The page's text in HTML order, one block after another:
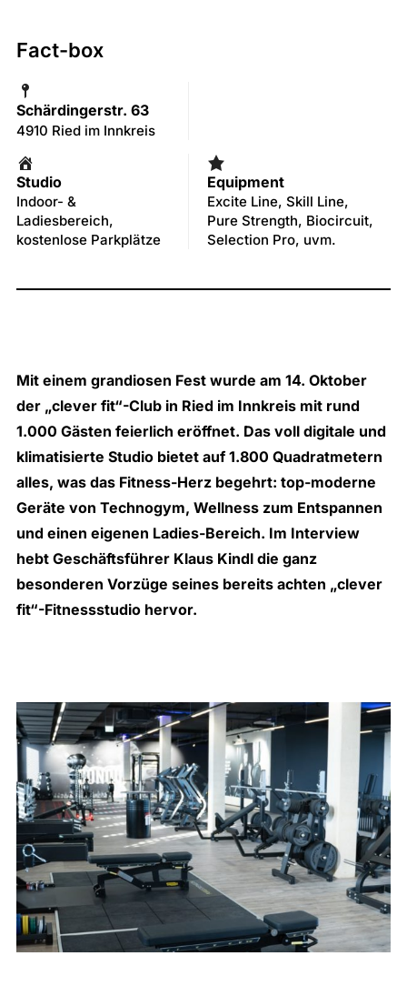
Fact-box
Schärdingerstr. 63
4910 Ried im Innkreis
Studio
Indoor- &
Ladiesbereich,
kostenlose Parkplätze
Equipment
Excite Line, Skill Line,
Pure Strength, Biocircuit,
Selection Pro, uvm.
Mit einem grandiosen Fest wurde am 14. Oktober
der „clever fit“-Club in Ried im Innkreismit rund
1.000 Gästen feierlich eröffnet. Das voll digitale und
klimatisierte Studio bietet auf 1.800 Quadratmetern
alles, was das Fitness-Herz begehrt: top-moderne
Geräte von Technogym, Wellness zum Entspannen
und einen eigenen Ladies-Bereich. Im Interview
hebt Geschäftsführer Klaus Kindl die ganz
besonderen Vorzüge seines bereits achten „clever
fit“-Fitnessstudio hervor.